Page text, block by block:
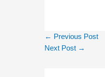
← Previous Post
Next Post →